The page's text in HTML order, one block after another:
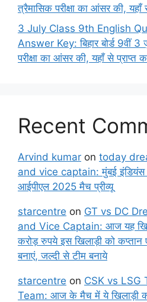
त्रैमासिक परीक्षा का आंसर की, यहाँ
3 July Class 9th English
Answer Key: बिहार बोर्ड 9वीं
परीक्षा का आंसर की, यहाँ से प्राप्त
Recent
Arvind kumar on today
and vice captain: मुंबई इंडियंस
आईपीएल 2025 मैच प्रीव्यू
starcentre on GT vs DC
and Vice Captain: आज यह
करोड़ रुपये इस खिलाड़ी को कप्तान
बनाएं, जल्दी से टीम बनाये
starcentre on CSK vs LSG
Team: आज के मैच में ये खिलाड़ी